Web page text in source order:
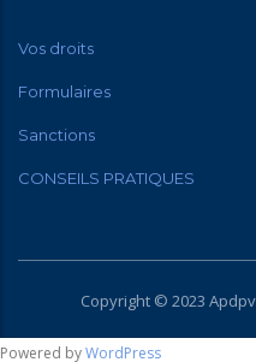
Vos droits
Formulaires
Sanctions
CONSEILS PRATIQUES
Copyright © 2023
Powered byWordPress